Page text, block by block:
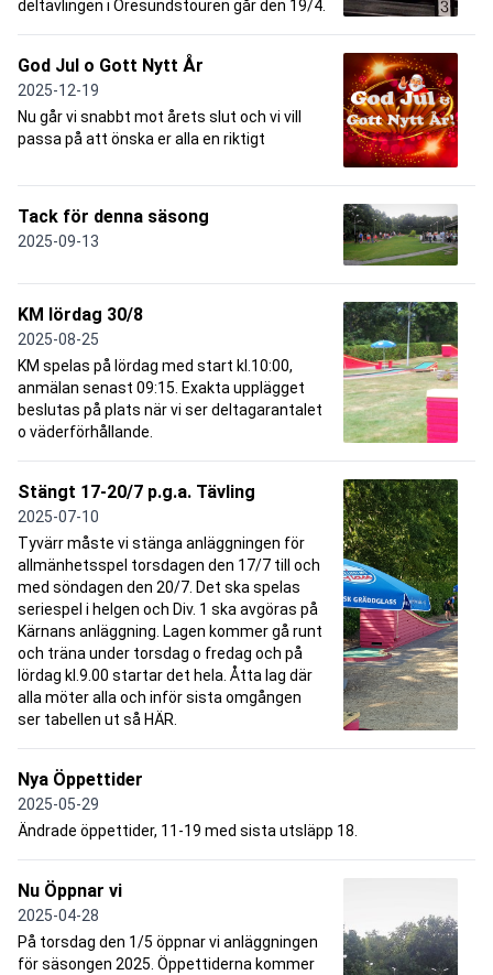
deltävlingen i Öresundstouren går den 19/4.
God Jul o Gott Nytt År
2025-12-19
Nu går vi snabbt mot årets slut och vi vill
passa på att önska er alla en riktigt
Tack för denna säsong
2025-09-13
KM lördag 30/8
2025-08-25
KM spelas på lördag med start kl.10:00,
anmälan senast 09:15. Exakta upplägget
beslutas på plats när vi ser deltagarantalet
o väderförhållande.
Stängt 17-20/7 p.g.a. Tävling
2025-07-10
Tyvärr måste vi stänga anläggningen för
allmänhetsspel torsdagen den 17/7 till och
med söndagen den 20/7. Det ska spelas
seriespel i helgen och Div. 1 ska avgöras på
Kärnans anläggning. Lagen kommer gå runt
och träna under torsdag o fredag och på
lördag kl.9.00 startar det hela. Åtta lag där
alla möter alla och inför sista omgången
ser tabellen ut så HÄR.
Nya Öppettider
2025-05-29
Ändrade öppettider, 11-19 med sista utsläpp 18.
Nu Öppnar vi
2025-04-28
På torsdag den 1/5 öppnar vi anläggningen
för säsongen 2025. Öppettiderna kommer